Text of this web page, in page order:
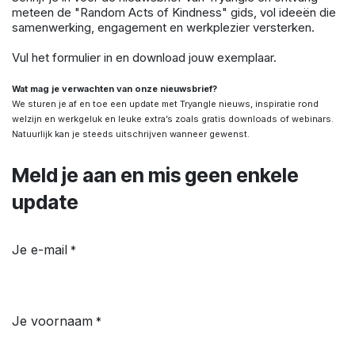
meteen de "Random Acts of Kindness" gids, vol ideeën die
samenwerking, engagement en werkplezier versterken.
Vul het formulier in en download jouw exemplaar.
Wat mag je verwachten van onze nieuwsbrief?
We sturen je af en toe een update met Tryangle nieuws, inspiratie rond
welzijn en werkgeluk en leuke extra’s zoals gratis downloads of webinars.
Natuurlijk kan je steeds uitschrijven wanneer gewenst.
Meld je aan en mis geen enkele
update
Je e-mail *
Je voornaam *